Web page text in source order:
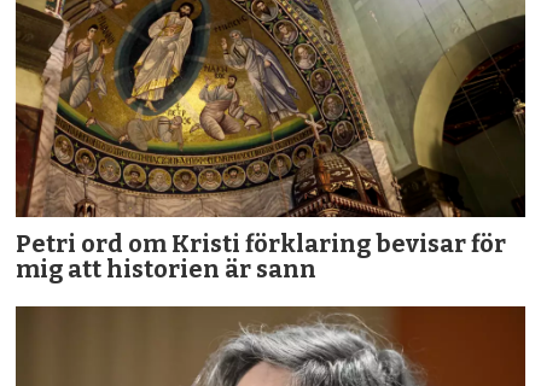
Petri ord om Kristi förklaring bevisar för
mig att historien är sann